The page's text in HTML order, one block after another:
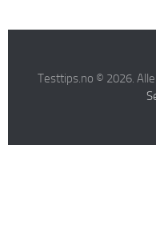
Testtips.no © 2026.